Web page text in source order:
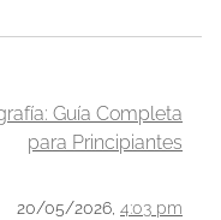
Guía Completa
para Principiantes
20/05/2026, 4:03 pm